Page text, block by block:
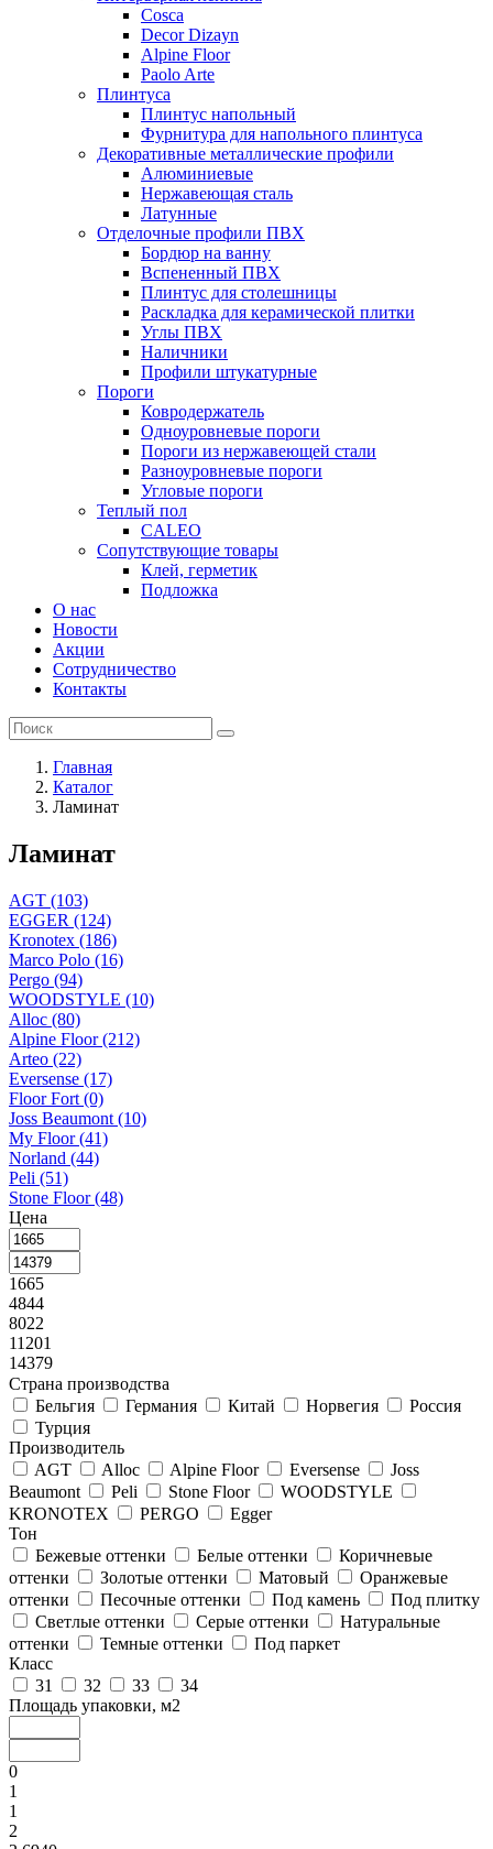
Cosca
Decor Dizayn
Alpine Floor
Paolo Arte
Плинтуса
Плинтус напольный
Фурнитура для напольного плинтуса
Декоративные металлические профили
Алюминиевые
Нержавеющая сталь
Латунные
Отделочные профили ПВХ
Бордюр на ванну
Вспененный ПВХ
Плинтус для столешницы
Раскладка для керамической плитки
Углы ПВХ
Наличники
Профили штукатурные
Пороги
Ковродержатель
Одноуровневые пороги
Пороги из нержавеющей стали
Разноуровневые пороги
Угловые пороги
Теплый пол
CALEO
Сопутствующие товары
Клей, герметик
Подложка
О нас
Новости
Акции
Сотрудничество
Контакты
Главная
Каталог
Ламинат
Ламинат
AGT (103)
EGGER (124)
Kronotex (186)
Marco Polo (16)
Pergo (94)
WOODSTYLE (10)
Alloc (80)
Alpine Floor(212)
Arteo (22)
Eversense (17)
Floor Fort (0)
Joss Beaumont (10)
My Floor(41)
Norland (44)
Peli (51)
Stone Floor(48)
Цена
1665
4844
8022
11201
14379
Страна производства
Бельгия
Германия Китай Норвегия
Россия
Турция
Производитель
AGT
Alloc Alpine Floor Eversense
Joss
Beaumont
Peli Stone Floor
WOODSTYLE
KRONOTEX
PERGO
Egger
Тон
Бежевые оттенки
Белые оттенки
Коричневые
оттенки
Золотые оттенки Матовый
Оранжевые
оттенки
Песочные оттенки Под камень
Под плитку
Светлые оттенки
Серые оттенки
Натуральные
оттенки
Темные оттенки
Под паркет
Класс
31
32 33
34
Площадь упаковки, м2
0
1
1
2